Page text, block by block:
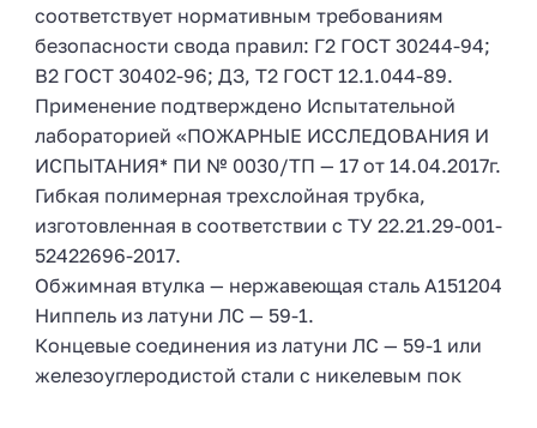
соответствует нормативным требованиям
безопасности свода правил: Г2 ГОСТ 30244-94;
В2 ГОСТ 30402-96; ДЗ, Т2 ГОСТ 12.1.044-89.
Применение подтверждено Испытательной
лабораторией «ПОЖАРНЫЕ ИССЛЕДОВАНИЯ И
ИСПЫТАНИЯ* ПИ № 0030/ТП — 17 от 14.04.2017г.
Гибкая полимерная трехслойная трубка,
изготовленная в соответствии с ТУ 22.21.29-001-
52422696-2017.
Обжимная втулка — нержавеющая сталь А151204
Ниппель из латуни ЛС — 59-1.
Концевые соединения из латуни ЛС — 59-1 или
железоуглеродистой стали с никелевым пок